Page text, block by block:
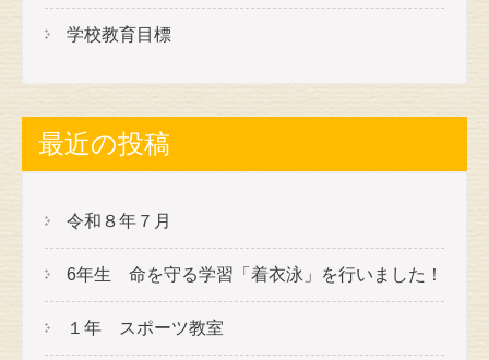
学校教育目標
最近の投稿
令和８年７月
6年生 命を守る学習「着衣泳」を行いました！
１年 スポーツ教室